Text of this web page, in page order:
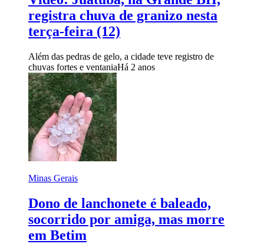
registra chuva de granizo nesta
terça-feira (12)
Além das pedras de gelo, a cidade teve registro de
chuvas fortes e ventaniaHá 2 anos
Minas Gerais
Dono de lanchonete é baleado,
socorrido por amiga, mas morre
em Betim